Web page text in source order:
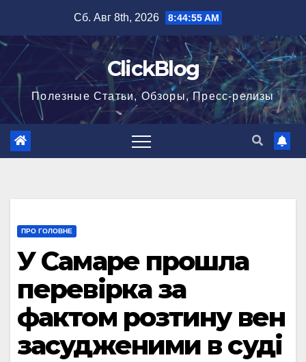
содержимому
Сб. Авг 8th, 2026 8:44:55 AM
ClickBlog
Полезные Статьи, Обзоры, Пресс-релизы
ПРО ГОЛОВНЕ
У Самаре прошла
перевірка за
фактом розтину вен
засудженими в суді